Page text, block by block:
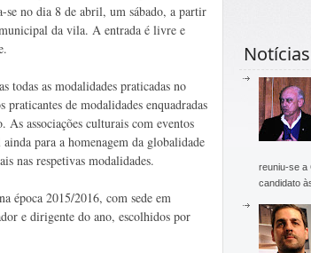
se no dia 8 de abril, um sábado, a partir
da vila. A entrada é livre e
todas as modalidades praticadas no
de modalidades enquadradas
associações culturais com eventos
para a homenagem da globalidade
nas respetivas modalidades.
época 2015/2016, com sede em
e dirigente do ano, escolhidos por
reuniu-se a
candidato